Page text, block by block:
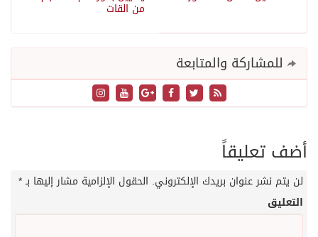
من القات
للمشاركة والمتابعة
أضف تعليقاً
لن يتم نشر عنوان بريدك الإلكتروني. الحقول الإلزامية مشار إليها بـ*
التعليق